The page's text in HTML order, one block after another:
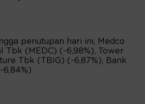
penutupan hari ini, Medco
Tbk (MEDC) (-6,98%), Tower
Tbk (TBIG) (-6,87%), Bank
6,84%)